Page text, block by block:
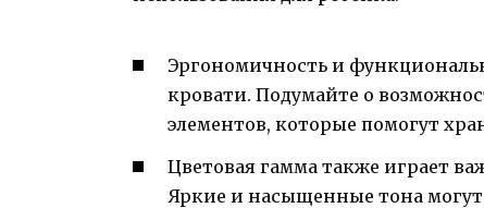
Эргономичность и
кровати. Подумайте о
элементов, которые помогут
Цветовая гамма также играет
Яркие и насыщенные тона